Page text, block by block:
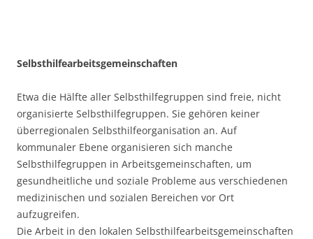
Selbsthilfearbeitsgemeinschaften
Etwa die Hälfte aller Selbsthilfegruppen sind freie, nicht
organisierte Selbsthilfegruppen. Sie gehören keiner
überregionalen Selbsthilfeorganisation an. Auf
kommunaler Ebene organisieren sich manche
Selbsthilfegruppen in Arbeitsgemeinschaften, um
gesundheitliche und soziale Probleme aus verschiedenen
medizinischen und sozialen Bereichen vor Ort
aufzugreifen.
Die Arbeit in den lokalen Selbsthilfearbeitsgemeinschaften